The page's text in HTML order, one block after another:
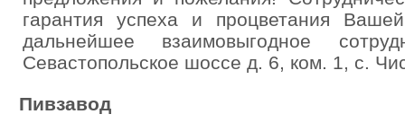
гарантия успеха и процветания
дальнейшее взаимовыгодное
Севастопольское шоссе д. 6, ком. 1, с.
Пивзавод